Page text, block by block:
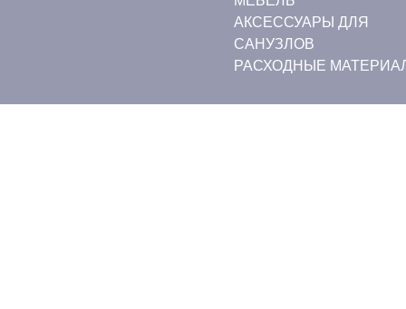
АКСЕССУАРЫ ДЛЯ
САНУЗЛОВ
РАСХОДНЫЕ